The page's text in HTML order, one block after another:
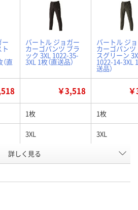
ー
直
バートル ジョガー
カーゴパンツ ブラ
ック 3XL 1022-35-
3XL 1枚（直送品）
バートル ジ
カーゴパンツ
スグリーン
1022-14-3XL
送品）
￥3,518
1枚 1枚
3XL 3XL
ブラック ミルスグリ
詳しく見る